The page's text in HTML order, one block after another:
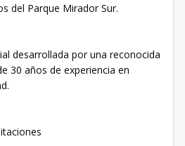
del Parque Mirador Sur.
desarrollada por una reconocida
30 años de experiencia en